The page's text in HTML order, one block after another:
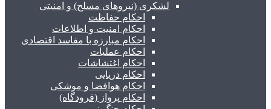
لشکری (نیروهای مسلح) و امنیتی
احکام حفاظت
احکام امنیت و اطلاعات
احکام مبارزه با مفاسد اقتصادی
احکام عملیات
احکام اغتشاشات
احکام دریایی
احکام هوافضا و موشکی
احکام پرواز (فرودگاه)